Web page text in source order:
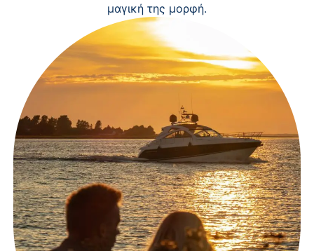
μαγική της μορφή.